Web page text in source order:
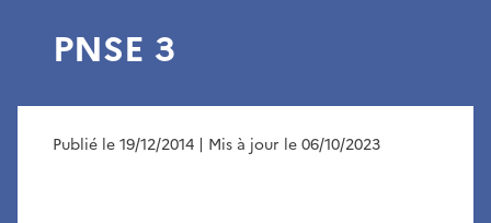
PNSE 3
Publié le 19/12/2014 | Mis à jour le 06/10/2023